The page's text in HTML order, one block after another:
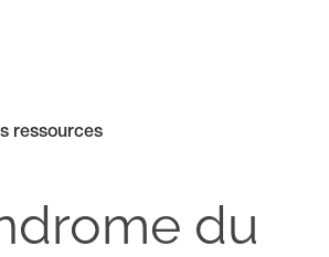
ressources
du